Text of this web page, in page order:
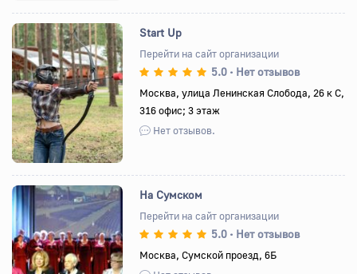
Назад Вперед
Start Up
Перейти на сайт организации
5.0 • Нет отзывов
Москва, улица Ленинская Слобода, 26 к C,
316 офис; 3 этаж
Нет отзывов.
Назад Вперед
На Сумском
Перейти на сайт организации
5.0 • Нет отзывов
Москва, Сумской проезд, 6Б